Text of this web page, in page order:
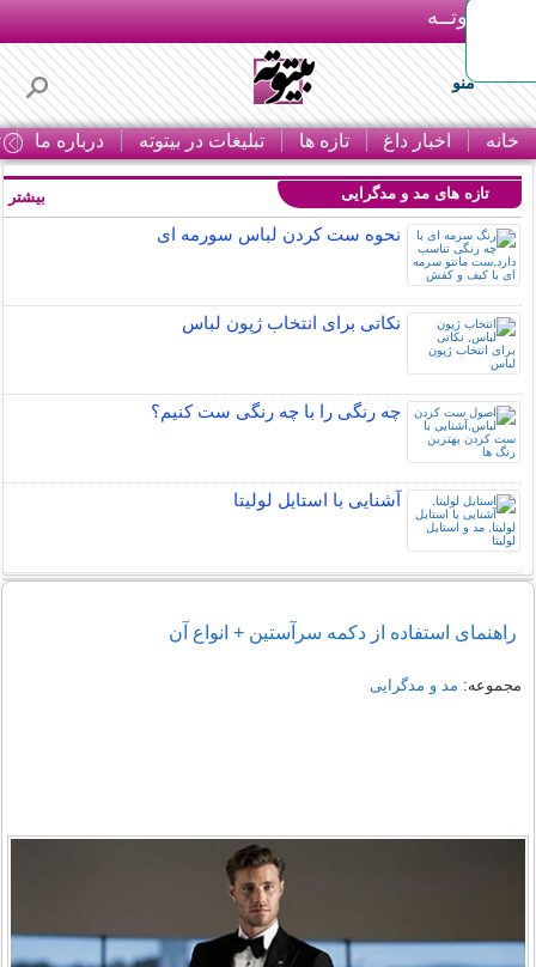
بـیتوتــه
منو
خانه اخبار داغ تازه ها تبلیغات در بیتوته درباره ما
تازه های مد و مدگرایی
نحوه ست کردن لباس سورمه ای
نکاتی برای انتخاب ژپون لباس
چه رنگی را با چه رنگی ست کنیم؟
آشنایی با استایل لولیتا
بیشتر
راهنمای استفاده از دکمه سرآستین + انواع آن
مجموعه: مد و مدگرایی